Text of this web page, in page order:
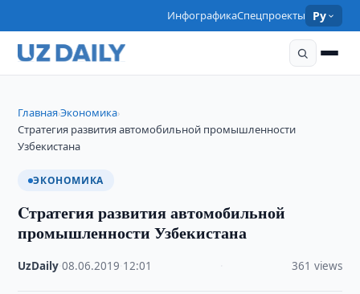
ИнфографикаСпецпроекты Ру
Главная›Экономика›
Cтратегия развития автомобильной промышленности
Узбекистана
ЭКОНОМИКА
Cтратегия развития автомобильной
промышленности Узбекистана
UzDaily ·08.06.2019 12:01 361 views